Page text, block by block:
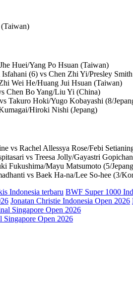
Huei/Yang Po Hsuan (Taiwan)
(6) vs Chen Zhi Yi/Presley
Wei He/Huang Jui Hsuan (Taiwan)
Chen Bo Yang/Liu Yi (China)
Takuro Hoki/Yugo Kobayashi (8/
Hiroki Nishi (Jepang)
vs Rachel Allessya Rose/Febi
vs Treesa Jolly/Gayastri
Fukushima/Mayu Matsumoto (5/
vs Baek Ha-na/Lee So-hee (3/
Indonesia terbaru BWF Super 1000
Jonatan Christie Indonesia Open 2026
Singapore Open 2026